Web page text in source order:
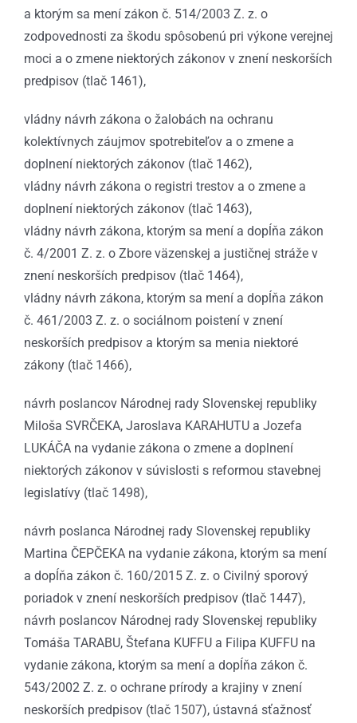
a ktorým sa mení zákon č. 514/2003 Z. z. o
zodpovednosti za škodu spôsobenú pri výkone verejnej
moci a o zmene niektorých zákonov v znení neskorších
predpisov (tlač 1461),
vládny návrh zákona o žalobách na ochranu
kolektívnych záujmov spotrebiteľov a o zmene a
doplnení niektorých zákonov (tlač 1462),
vládny návrh zákona o registri trestov a o zmene a
doplnení niektorých zákonov (tlač 1463),
vládny návrh zákona, ktorým sa mení a dopĺňa zákon
č. 4/2001 Z. z. o Zbore väzenskej a justičnej stráže v
znení neskorších predpisov (tlač 1464),
vládny návrh zákona, ktorým sa mení a dopĺňa zákon
č. 461/2003 Z. z. o sociálnom poistení v znení
neskorších predpisov a ktorým sa menia niektoré
zákony (tlač 1466),
návrh poslancov Národnej rady Slovenskej republiky
Miloša SVRČEKA, Jaroslava KARAHUTU a Jozefa
LUKÁČA na vydanie zákona o zmene a doplnení
niektorých zákonov v súvislosti s reformou stavebnej
legislatívy (tlač 1498),
návrh poslanca Národnej rady Slovenskej republiky
Martina ČEPČEKA na vydanie zákona, ktorým sa mení
a dopĺňa zákon č. 160/2015 Z. z. o Civilný sporový
poriadok v znení neskorších predpisov (tlač 1447),
návrh poslancov Národnej rady Slovenskej republiky
Tomáša TARABU, Štefana KUFFU a Filipa KUFFU na
vydanie zákona, ktorým sa mení a dopĺňa zákon č.
543/2002 Z. z. o ochrane prírody a krajiny v znení
neskorších predpisov (tlač 1507), ústavná sťažnosť